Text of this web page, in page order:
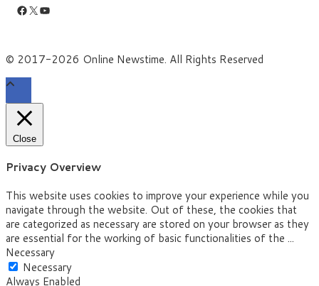
Facebook
X YouTube
© 2017-2026 Online Newstime. All Rights Reserved
Close
Privacy Overview
This website uses cookies to improve your experience while you
navigate through the website. Out of these, the cookies that
are categorized as necessary are stored on your browser as they
are essential for the working of basic functionalities of the ...
Necessary
Necessary
Always Enabled